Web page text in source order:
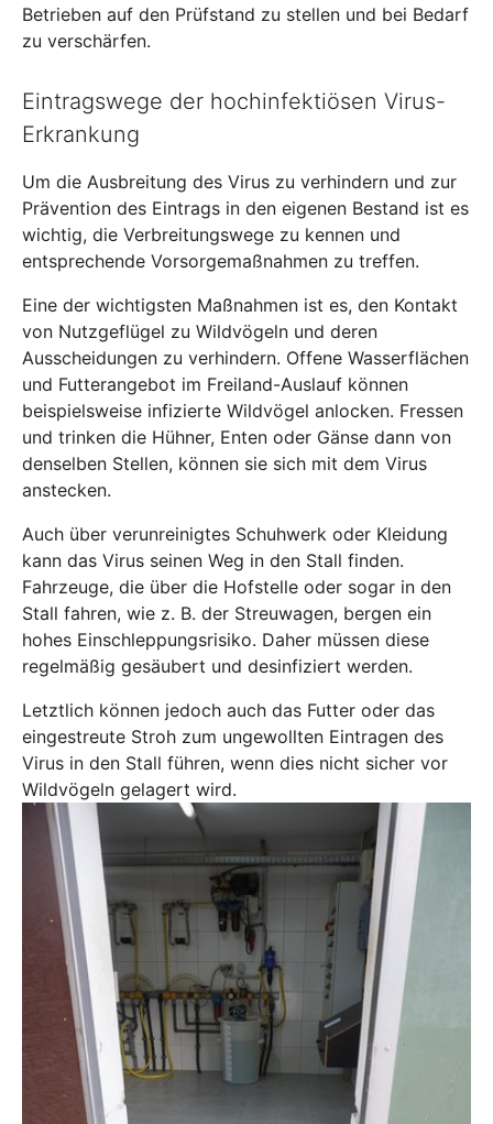
Betrieben auf den Prüfstand zu stellen und bei Bedarf
zu verschärfen.
Eintragswege der hochinfektiösen Virus-
Erkrankung
Um die Ausbreitung des Virus zu verhindern und zur
Prävention des Eintrags in den eigenen Bestand ist es
wichtig, die Verbreitungswege zu kennen und
entsprechende Vorsorgemaßnahmen zu treffen.
Eine der wichtigsten Maßnahmen ist es, den Kontakt
von Nutzgeflügel zu Wildvögeln und deren
Ausscheidungen zu verhindern. Offene Wasserflächen
und Futterangebot im Freiland-Auslauf können
beispielsweise infizierte Wildvögel anlocken. Fressen
und trinken die Hühner, Enten oder Gänse dann von
denselben Stellen, können sie sich mit dem Virus
anstecken.
Auch über verunreinigtes Schuhwerk oder Kleidung
kann das Virus seinen Weg in den Stall finden.
Fahrzeuge, die über die Hofstelle oder sogar in den
Stall fahren, wie z. B. der Streuwagen, bergen ein
hohes Einschleppungsrisiko. Daher müssen diese
regelmäßig gesäubert und desinfiziert werden.
Letztlich können jedoch auch das Futter oder das
eingestreute Stroh zum ungewollten Eintragen des
Virus in den Stall führen, wenn dies nicht sicher vor
Wildvögeln gelagert wird.